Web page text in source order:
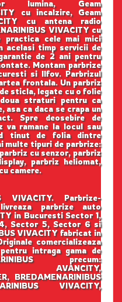
lumina, Geam
cu incalzire, Geam
cu antena radio
VIVACITY cu
practica cele mai mici
acelasi timp servicii de
de 2 ani pentru
Montam parbrize
si Ilfov. Parbrizul
frontala. Un parbriz
sticla, legate cu o folie
straturi pentru ca
asa ca daca se crapa un
Spre deosebire de
va ramane la locul sau
tinut de folia dintre
multe tipuri de parbrize:
cu senzor, parbriz
parbriz heliomat,
camere.
VIVACITY. Parbrize-
parbrize auto
in Bucuresti Sector 1,
Sector 5, Sector 6 si
VIVACITY fabricat in
comercializeaza
intraga gama de
precum:
AVANCITY,
BREDAMENARINIBUS
VIVACITY,